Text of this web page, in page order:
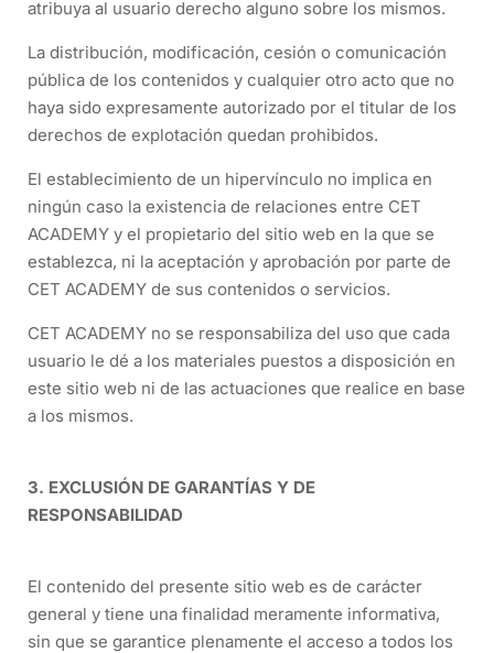
atribuya al usuario derecho alguno sobre los mismos.
La distribución, modificación, cesión o comunicación
pública de los contenidos y cualquier otro acto que no
haya sido expresamente autorizado por el titular de los
derechos de explotación quedan prohibidos.
El establecimiento de un hipervínculo no implica en
ningún caso la existencia de relaciones entre CET
ACADEMY y el propietario del sitio web en la que se
establezca, ni la aceptación y aprobación por parte de
CET ACADEMY de sus contenidos o servicios.
CET ACADEMY no se responsabiliza del uso que cada
usuario le dé a los materiales puestos a disposición en
este sitio web ni de las actuaciones que realice en base
a los mismos.
3. EXCLUSIÓN DE GARANTÍAS Y DE
RESPONSABILIDAD
El contenido del presente sitio web es de carácter
general y tiene una finalidad meramente informativa,
sin que se garantice plenamente el acceso a todos los